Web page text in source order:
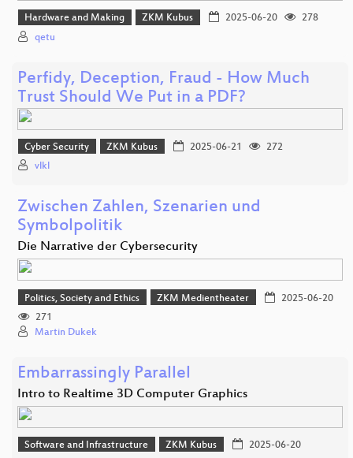
Hardware and Making ZKM Kubus 2025-06-20
278
qetu
Perfidy, Deception, Fraud - How Much
Trust Should We Put in a PDF?
Cyber Security ZKM Kubus 2025-06-21
272
vlkl
Zwischen Zahlen, Szenarien und
Symbolpolitik
Die Narrative der Cybersecurity
Politics, Society and Ethics ZKM Medientheater
2025-06-20
271
Martin Dukek
Embarrassingly Parallel
Intro to Realtime 3D Computer Graphics
Software and Infrastructure ZKM Kubus
2025-06-20